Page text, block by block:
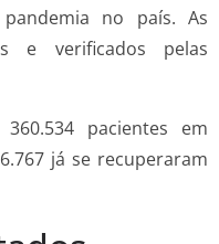
no país. As
e verificados pelas
pacientes em
já se recuperaram